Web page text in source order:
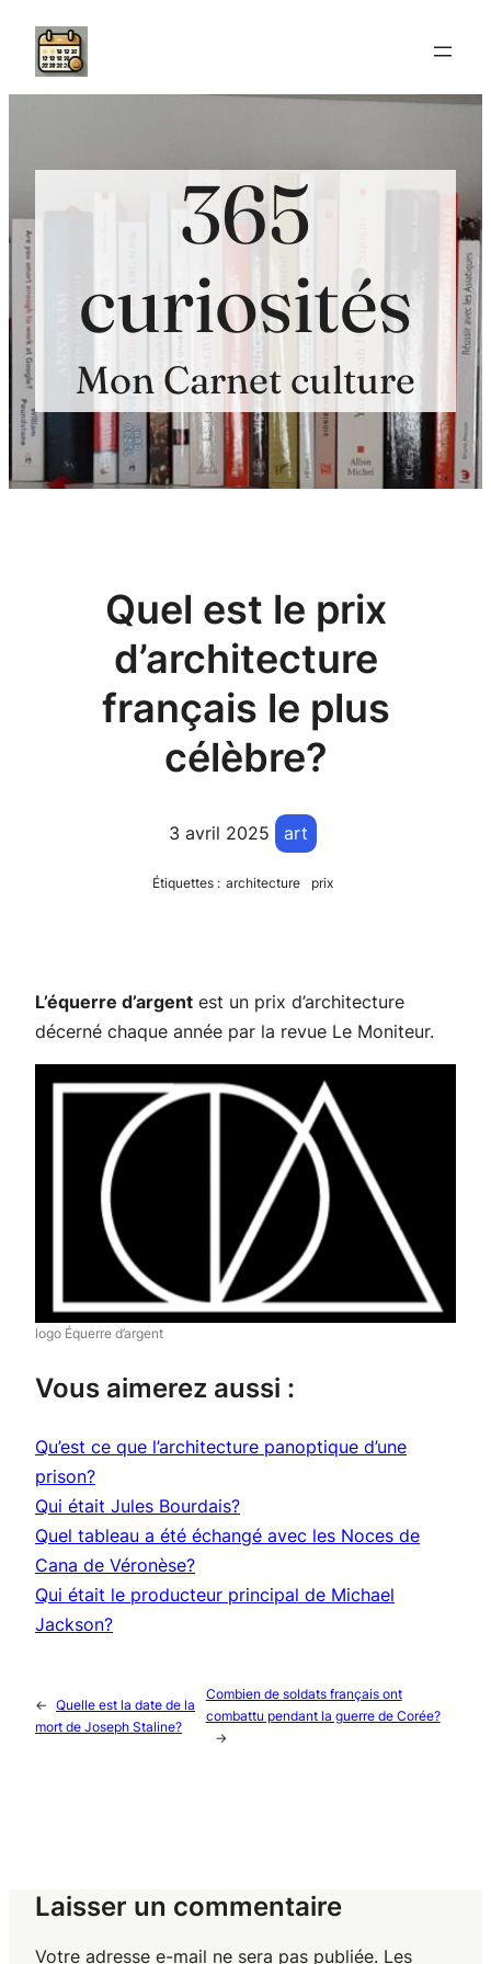
Aller
contenu
365
curiosités
Mon Carnet culture
Quel est le prix
d’architecture
français le plus
célèbre?
3 avril 2025 art
Étiquettes : architecture prix
L’équerre d’argent est un prix d’architecture
décerné chaque année par la revue Le Moniteur.
logo Équerre d’argent
Vous aimerez aussi :
Qu’est ce que l’architecture panoptique d’une
prison?
Qui était Jules Bourdais?
Quel tableau a été échangé avec les Noces de
Cana de Véronèse?
Qui était le producteur principal de Michael
Jackson?
← Quelle est la date de la
mort de Joseph Staline?
Combien de soldats français ont
combattu pendant la guerre de Corée?
→
Laisser un commentaire
Votre adresse e-mail ne sera pas publiée. Les